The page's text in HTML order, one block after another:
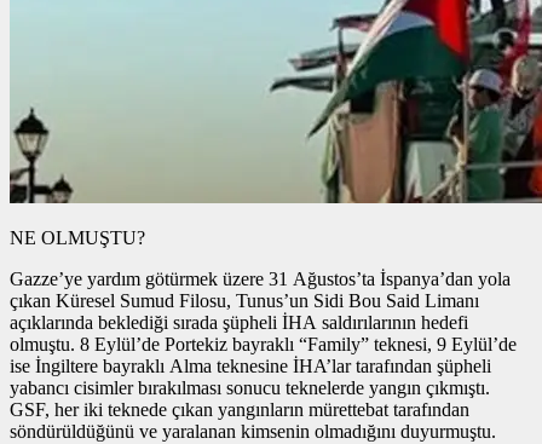
NE OLMUŞTU?
Gazze’ye yardım götürmek üzere 31 Ağustos’ta İspanya’dan yola
çıkan Küresel Sumud Filosu, Tunus’un Sidi Bou Said Limanı
açıklarında beklediği sırada şüpheli İHA saldırılarının hedefi
olmuştu. 8 Eylül’de Portekiz bayraklı “Family” teknesi, 9 Eylül’de
ise İngiltere bayraklı Alma teknesine İHA’lar tarafından şüpheli
yabancı cisimler bırakılması sonucu teknelerde yangın çıkmıştı.
GSF, her iki teknede çıkan yangınların mürettebat tarafından
söndürüldüğünü ve yaralanan kimsenin olmadığını duyurmuştu.